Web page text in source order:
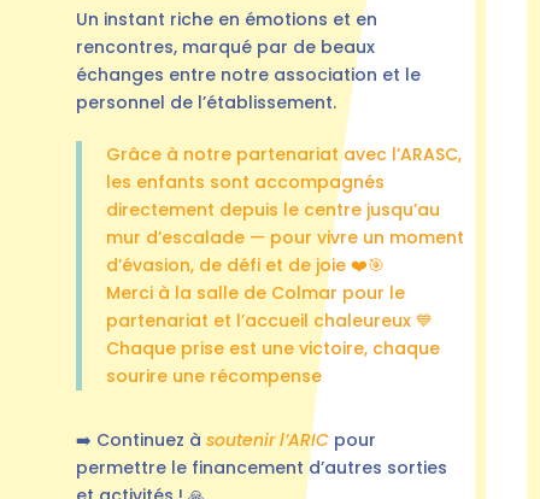
Un instant riche en émotions et en
rencontres, marqué par de beaux
échanges entre notre association et le
personnel de l’établissement.
Grâce à notre partenariat avec l’ARASC,
les enfants sont accompagnés
directement depuis le centre jusqu’au
mur d’escalade — pour vivre un moment
d’évasion, de défi et de joie ❤️🎯
Merci à la salle de Colmar pour le
partenariat et l’accueil chaleureux 💙
Chaque prise est une victoire, chaque
sourire une récompense
➡️ Continuez à soutenir l’ARICpour
permettre le financement d’autres sorties